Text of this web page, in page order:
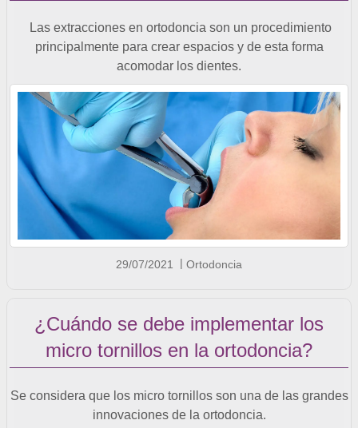
Las extracciones en ortodoncia son un procedimiento
principalmente para crear espacios y de esta forma
acomodar los dientes.
29/07/2021 Ortodoncia
¿Cuándo se debe implementar los
micro tornillos en la ortodoncia?
Se considera que los micro tornillos son una de las grandes
innovaciones de la ortodoncia.